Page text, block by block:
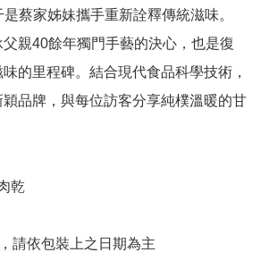
父親40餘年獨門手藝的決心，也是復
的里程碑。結合現代食品科學技術，
品牌，與每位訪客分享純樸溫暖的甘